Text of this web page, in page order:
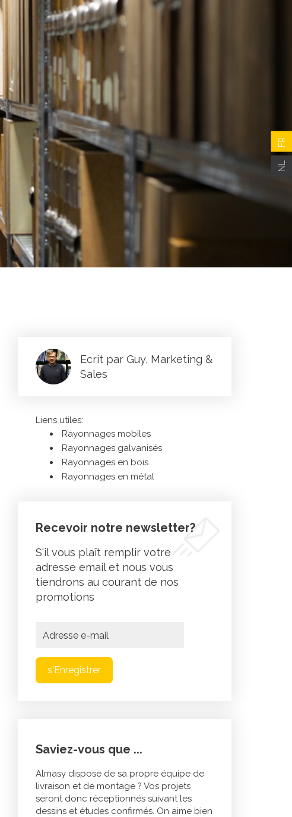
FR
NL
Ecrit par Guy, Marketing &
Sales
Liens utiles:
Rayonnages mobiles
Rayonnages galvanisés
Rayonnages en bois
Rayonnages en métal
Recevoir notre newsletter?
S'il vous plaît remplir votre
adresse email et nous vous
tiendrons au courant de nos
promotions
s'Enregistrer
Saviez-vous que ...
Almasy dispose de sa propre équipe de
livraison et de montage ? Vos projets
seront donc réceptionnés suivant les
dessins et études confirmés. On aime bien